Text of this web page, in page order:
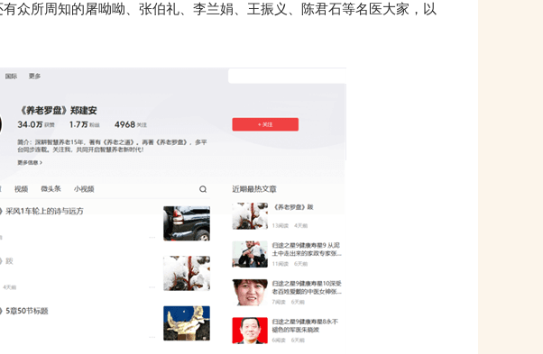
众所周知的屠呦呦、张伯礼、李兰娟、王振义、陈君石等名医大家，以